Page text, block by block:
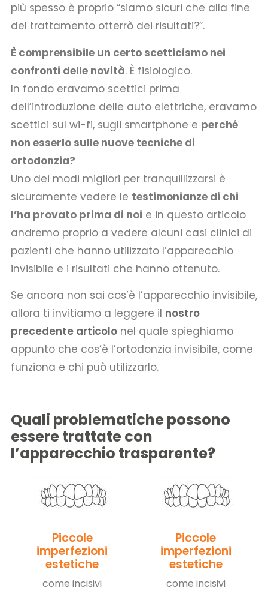
più spesso è proprio “siamo sicuri che alla fine
del trattamento otterrò dei risultati?”.
È comprensibile un certo scetticismo nei
confronti delle novità. È fisiologico.
In fondo eravamo scettici prima
dell’introduzione delle auto elettriche, eravamo
scettici sul wi-fi, sugli smartphone e perché
non esserlo sulle nuove tecniche di
ortodonzia?
Uno dei modi migliori per tranquillizzarsi è
sicuramente vedere le testimonianze di chi
l’ha provato prima di noi e in questo articolo
andremo proprio a vedere alcuni casi clinici di
pazienti che hanno utilizzato l’apparecchio
invisibile e i risultati che hanno ottenuto.
Se ancora non sai cos’è l’apparecchio invisibile,
allora ti invitiamo a leggere il nostro
precedente articolonel quale spieghiamo
appunto che cos’è l’ortodonzia invisibile, come
funziona e chi può utilizzarlo.
Quali problematiche possono
essere trattate con
l’apparecchio trasparente?
Piccole
imperfezioni
estetiche
come incisivi
Piccole
imperfezioni
estetiche
come incisivi